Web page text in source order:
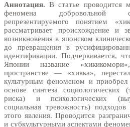
Аннотация. В статье проводится
феномена добровольной
репрезентируемого понятием
рассматривает происхождение и
возникновения в японском
до превращения в
идентификации. Подчеркивается,
Японии название
пространстве — «хикка»,
культурным феноменом и
основе синтеза социологических
риска) и психологических
социальная тревожность)
этого явления. Проводится
и субкультурными аспектами